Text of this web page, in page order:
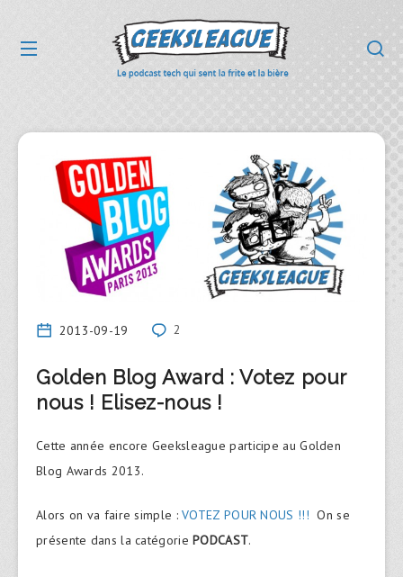
2013-09-19 2
Golden Blog Award : Votez pour
nous ! Elisez-nous !
Cette année encore Geeksleague participe au Golden
Blog Awards 2013.
Alors on va faire simple :VOTEZ POUR NOUS !!! On se
présente dans la catégoriePODCAST.